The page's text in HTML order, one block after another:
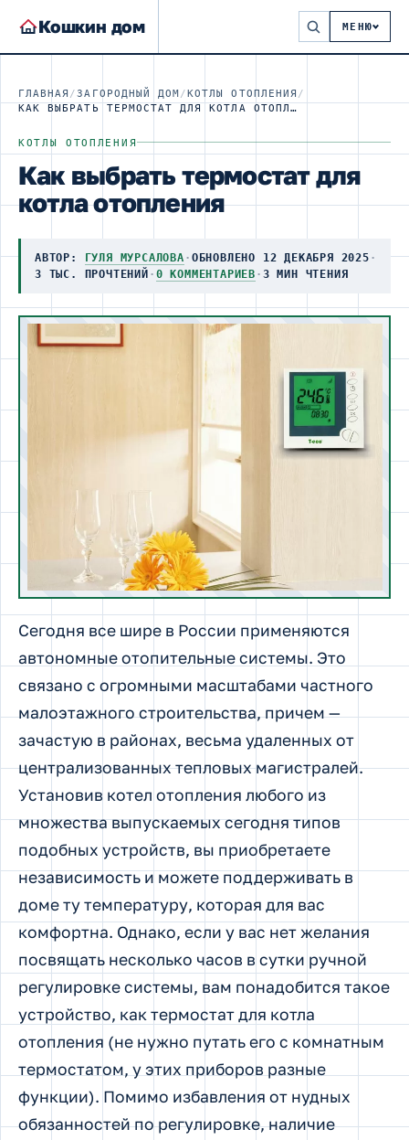
Кошкин дом МЕНЮ
ГЛАВНАЯ /ЗАГОРОДНЫЙ ДОМ /КОТЛЫ ОТОПЛЕНИЯ /
КАК ВЫБРАТЬ ТЕРМОСТАТ ДЛЯ КОТЛА ОТОПЛЕНИЯ
КОТЛЫ ОТОПЛЕНИЯ
Как выбрать термостат для
котла отопления
АВТОР: ГУЛЯ МУРСАЛОВА · ОБНОВЛЕНО 12 ДЕКАБРЯ 2025 ·
3 ТЫС. ПРОЧТЕНИЙ · 0 КОММЕНТАРИЕВ · 3 МИН ЧТЕНИЯ
Сегодня все шире в России применяются
автономные отопительные системы. Это
связано с огромными масштабами частного
малоэтажного строительства, причем —
зачастую в районах, весьма удаленных от
централизованных тепловых магистралей.
Установив котел отопления любого из
множества выпускаемых сегодня типов
подобных устройств, вы приобретаете
независимость и можете поддерживать в
доме ту температуру, которая для вас
комфортна. Однако, если у вас нет желания
посвящать несколько часов в сутки ручной
регулировке системы, вам понадобится такое
устройство, как термостат для котла
отопления (не нужно путать его с комнатным
термостатом, у этих приборов разные
функции). Помимо избавления от нудных
обязанностей по регулировке, наличие